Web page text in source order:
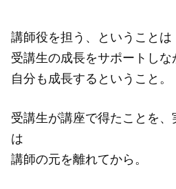
講師役を担う、ということは
受講生の成長をサポートしな
自分も成長するということ。
受講生が講座で得たことを
は
講師の元を離れてから。